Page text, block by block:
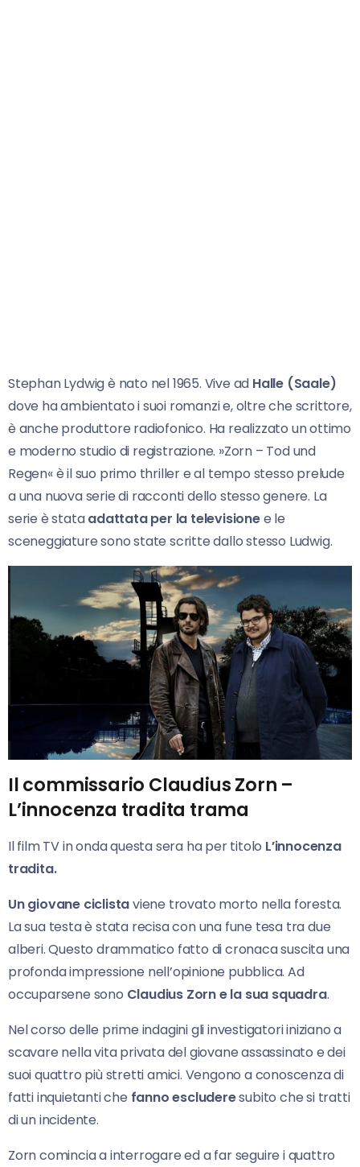
Stephan Lydwig è nato nel 1965. Vive ad Halle (Saale)
dove ha ambientato i suoi romanzi e, oltre che scrittore,
è anche produttore radiofonico. Ha realizzato un ottimo
e moderno studio di registrazione. »Zorn – Tod und
Regen« è il suo primo thriller e al tempo stesso prelude
a una nuova serie di racconti dello stesso genere. La
serie è stataadattata per la televisionee le
sceneggiature sono state scritte dallo stesso Ludwig.
Il commissario Claudius Zorn –
L’innocenza tradita trama
Il film TV in onda questa sera ha per titolo L’innocenza
tradita.
Un giovane ciclistaviene trovato morto nella foresta.
La sua testa è stata recisa con una fune tesa tra due
alberi. Questo drammatico fatto di cronaca suscita una
profonda impressione nell’opinione pubblica. Ad
occuparsene sono Claudius Zorn e la sua squadra.
Nel corso delle prime indagini gli investigatori iniziano a
scavare nella vita privata del giovane assassinato e dei
suoi quattro più stretti amici. Vengono a conoscenza di
fatti inquietanti che fanno escluderesubito che si tratti
di un incidente.
Zorn comincia a interrogare ed a far seguire i quattro